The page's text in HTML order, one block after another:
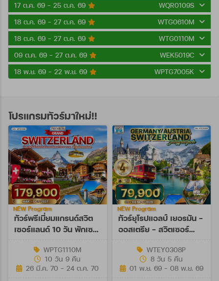
17 ต.ค. 69 - 25 ต.ค. 69
WQR0109S
18 ต.ค. 69 - 27 ต.ค. 69
WTG0610M
18 ต.ค. 69 - 27 ต.ค. 69
WTG0110M
09 ต.ค. 69 - 27 ต.ค. 69
WEK5019C
18 พ.ย. 69 - 22 พ.ย. 69
WPTG7005K
โปรแกรมทัวร์มาใหม่!!
ทัวร์พรีเมี่ยมแกรนด์สวิต
เซอร์แลนด์ 10 วัน พักเซ
NEW Program
WPTG1110M
10 วัน 9 คืน
26 มี.ค. 70 - 24 ต.ค. 70
ทัวร์ยุโรปแอลป์ เยอรมัน -
ออสเตรีย - สวิตเซอร์
NOV 26
NEW Program
WTEY0308P
8 วัน 5 คืน
01 พ.ย. 69 - 08 พ.ย. 69